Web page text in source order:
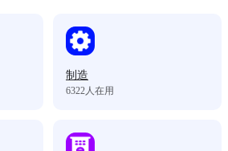
制造
6322人在用